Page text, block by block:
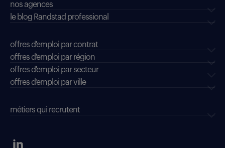
nos agences
le blog Randstad professional
offres d'emploi par contrat
offres d'emploi par région
offres d'emploi par secteur
offres d’emploi par ville
métiers qui recrutent